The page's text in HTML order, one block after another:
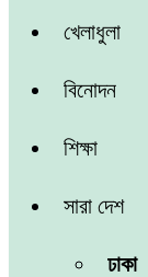
খেলাধুলা
বিনোদন
শিক্ষা
সারা দেশ
ঢাকা